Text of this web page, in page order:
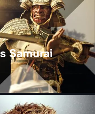
Samurai